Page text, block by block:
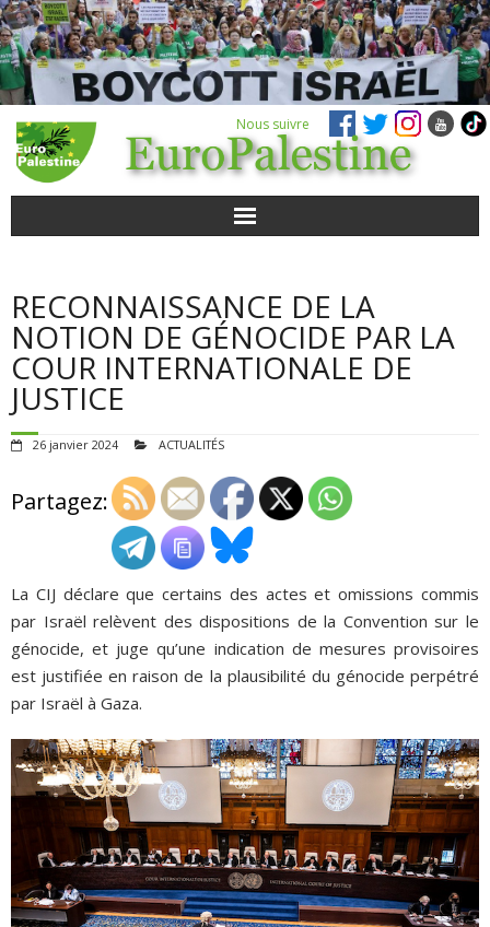
Nous suivre
POUR AGIR
AGENDA
QUI SOMMES-NOUS ?
ADHÉSIONS, DONS, CONTACT
RECONNAISSANCE DE LA
NOTION DE GÉNOCIDE PAR LA
COUR INTERNATIONALE DE
JUSTICE
26 janvier 2024 ACTUALITÉS
Partagez:
La CIJ déclare que certains des actes et omissions commis
par Israël relèvent des dispositions de la Convention sur le
génocide, et juge qu’une indication de mesures provisoires
est justifiée en raison de la plausibilité du génocide perpétré
par Israël à Gaza.